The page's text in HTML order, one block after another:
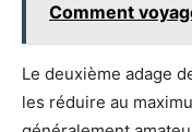
Comment
Le deuxième adage
les réduire au